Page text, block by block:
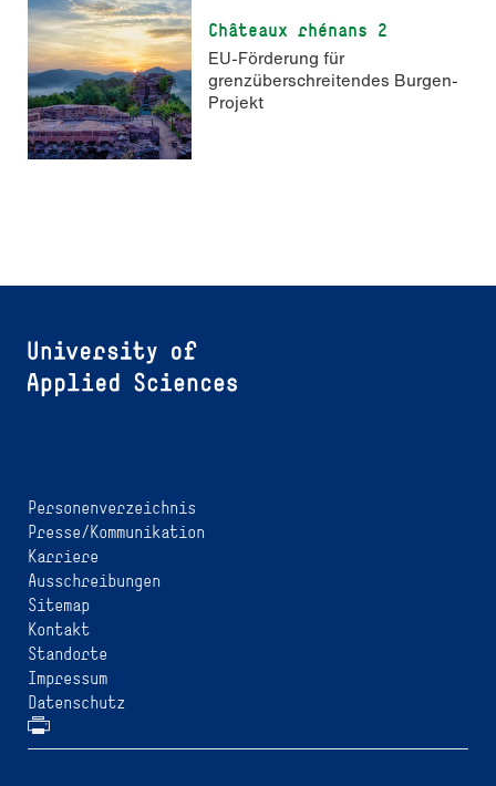
Châteaux rhénans 2
EU-Förderung für
grenzüberschreitendes Burgen-
Projekt
Personenverzeichnis
Presse/Kommunikation
Karriere
Ausschreibungen
Sitemap
Kontakt
Standorte
Impressum
Datenschutz